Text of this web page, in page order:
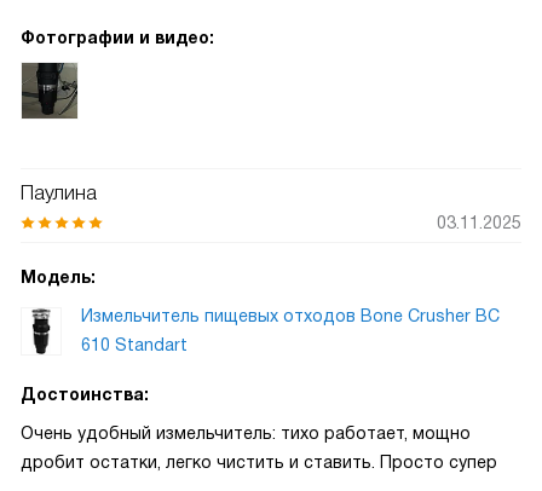
Фотографии и видео:
Паулина
03.11.2025
Модель:
Измельчитель пищевых отходов Bone Crusher BC
610 Standart
Достоинства:
Очень удобный измельчитель: тихо работает, мощно
дробит остатки, легко чистить и ставить. Просто супер